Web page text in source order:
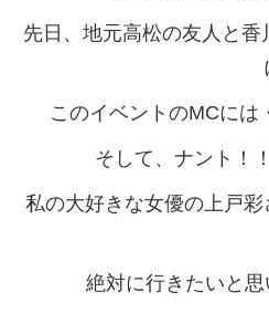
先日、地元高松の友人と
このイベントのMCに
そして、ナント！
私の大好きな女優の上戸
絶対に行きたいと